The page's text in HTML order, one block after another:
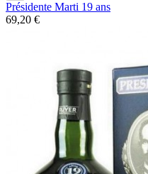
Présidente Marti 19 ans
69,20 €